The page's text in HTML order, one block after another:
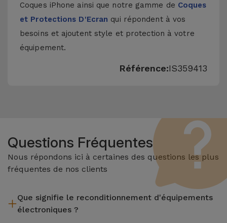
Coques iPhone ainsi que notre gamme de Coques
et Protections D'Ecran qui répondent à vos
besoins et ajoutent style et protection à votre
équipement.
Référence:IS359413
Questions Fréquentes
Nous répondons ici à certaines des questions les plus
fréquentes de nos clients
Que signifie le reconditionnement d'équipements
électroniques ?